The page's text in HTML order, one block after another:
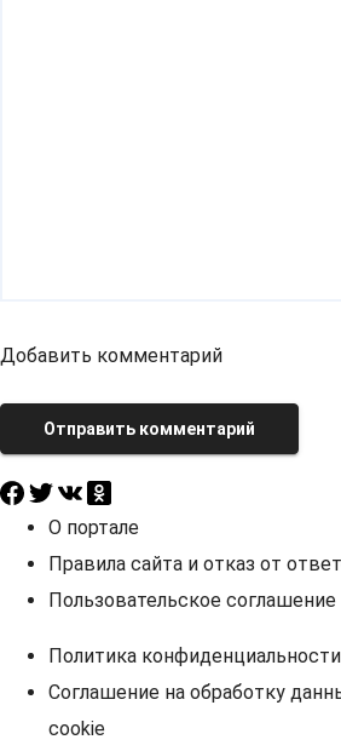
Добавить комментарий
Отправить комментарий
О портале
Правила сайта и отказ от
Пользовательское соглашение
Политика конфиденциальности
Соглашение на обработку
cookie